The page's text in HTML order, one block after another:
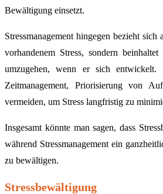
Bewältigung einsetzt.
Stressmanagement hingegen bezieht
vorhandenem Stress, sondern
umzugehen, wenn er sich entwickelt.
Zeitmanagement, Priorisierung von
vermeiden, um Stress langfristig zu
Insgesamt könnte man sagen, dass
während Stressmanagement ein
zu bewältigen.
Stressbewältigung